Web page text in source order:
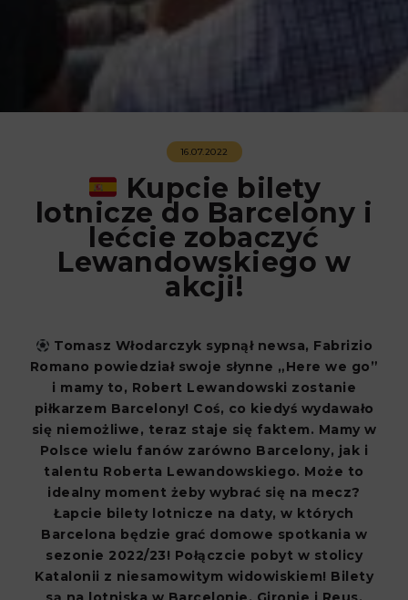
16.07.2022
Kupcie bilety
lotnicze do Barcelony i
lećcie zobaczyć
Lewandowskiego w
akcji!
Tomasz Włodarczyk sypnął newsa, Fabrizio
Romano powiedział swoje słynne „Here we go”
i mamy to, Robert Lewandowski zostanie
piłkarzem Barcelony! Coś, co kiedyś wydawało
się niemożliwe, teraz staje się faktem. Mamy w
Polsce wielu fanów zarówno Barcelony, jak i
talentu Roberta Lewandowskiego. Może to
idealny moment żeby wybrać się na mecz?
Łapcie bilety lotnicze na daty, w których
Barcelona będzie grać domowe spotkania w
sezonie 2022/23! Połączcie pobyt w stolicy
Katalonii z niesamowitym widowiskiem! Bilety